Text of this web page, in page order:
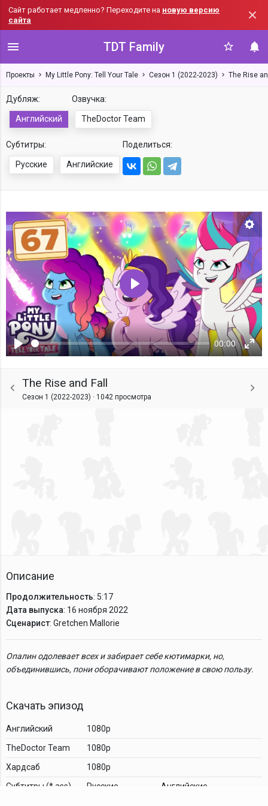
Сайт работает медленно? Переходите на новую версию
сайта
TDT Family
Проекты My Little Pony: Tell Your Tale Сезон 1 (2022-2023) The Rise
Дубляж:
Английский
Озвучка:
TheDoctor Team
Субтитры:
Русские Английские
Поделиться:
Воспроизвести
00:00
Воспроизвести
The Rise and Fall
Сезон 1 (2022-2023) · 1042 просмотра
Описание
Продолжительность: 5:17
Дата выпуска: 16 ноября 2022
Сценарист: Gretchen Mallorie
Опалин одолевает всех и забирает себе кютимарки, но,
объединившись, пони оборачивают положение в свою пользу.
Скачать эпизод
Английский
1080p
TheDoctor Team
1080p
Хардсаб
1080p
Cубтитры (*.ass)
Русские Английские